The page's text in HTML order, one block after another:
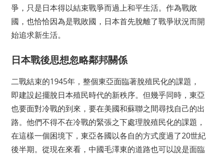
爭，只是日本得以結束戰爭而過上和平生活。作為戰敗
國，也恰恰因為是戰敗國，日本首先脫離了戰爭狀況而開
始追求新生活。
日本戰後思想忽略鄰邦關係
二戰結束的1945年，整個東亞面臨著脫殖民化的課題，
即建設起擺脫日本殖民時代的新秩序。但幾乎同時，東亞
也要面對冷戰的到來，要在美國和蘇聯之間尋找自己的出
路。他們不得不在冷戰的緊張之下處理脫殖民化的課題，
在這樣一個困境下，東亞各國以各自的方式度過了20世紀
後半期。從現在來看，中國毛澤東的道路也可以說是面臨